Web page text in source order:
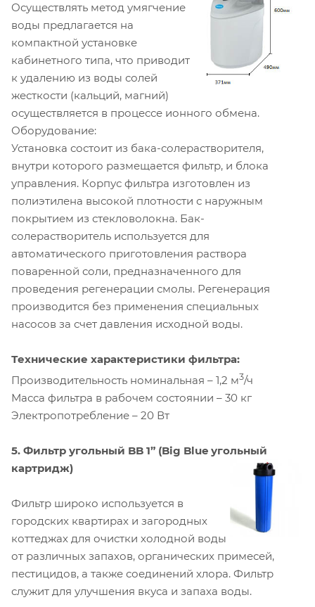
Осуществлять метод умягчение
воды предлагается на
компактной установке
кабинетного типа, что приводит
к удалению из воды солей
жесткости (кальций, магний)
осуществляется в процессе ионного обмена.
Оборудование:
Установка состоит из бака-солерастворителя,
внутри которого размещается фильтр, и блока
управления. Корпус фильтра изготовлен из
полиэтилена высокой плотности с наружным
покрытием из стекловолокна. Бак-
солерастворитель используется для
автоматического приготовления раствора
поваренной соли, предназначенного для
проведения регенерации смолы. Регенерация
производится без применения специальных
насосов за счет давления исходной воды.
Технические характеристики фильтра:
Производительность номинальная – 1,2 м3/ч
Масса фильтра в рабочем состоянии – 30 кг
Электропотребление – 20 Вт
5. Фильтр угольный BB 1” (Big Blue угольный
картридж)
Фильтр широко используется в
городских квартирах и загородных
коттеджах для очистки холодной воды
от различных запахов, органических примесей,
пестицидов, а также соединений хлора. Фильтр
служит для улучшения вкуса и запаха воды.